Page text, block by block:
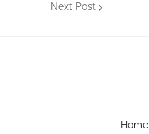
Next Post
Home